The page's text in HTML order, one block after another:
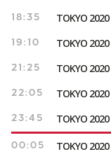
18:35 TOKYO
19:10 TOKYO
21:25 TOKYO
22:05 TOKYO
23:45 TOKYO 2020
00:05 TOKYO